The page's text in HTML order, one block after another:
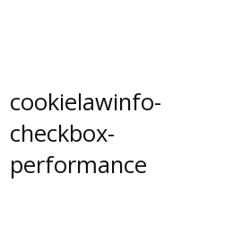
cookielawinfo-
checkbox-
performance